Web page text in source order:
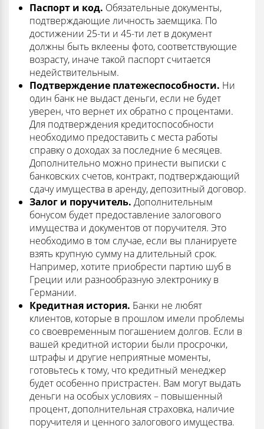
Паспорт и код. Обязательные документы,
подтверждающие личность заемщика. По
достижении 25-ти и 45-ти лет в документ
должны быть вклеены фото, соответствующие
возрасту, иначе такой паспорт считается
недействительным.
Подтверждение платежеспособности. Ни
один банк не выдаст деньги, если не будет
уверен, что вернет их обратно с процентами.
Для подтверждения кредитоспособности
необходимо предоставить с места работы
справку о доходах за последние 6 месяцев.
Дополнительно можно принести выписки с
банковских счетов, контракт, подтверждающий
сдачу имущества в аренду, депозитный договор.
Залог и поручитель. Дополнительным
бонусом будет предоставление залогового
имущества и документов от поручителя. Это
необходимо в том случае, если вы планируете
взять крупную сумму на длительный срок.
Например, хотите приобрести партию шуб в
Греции или разнообразную электронику в
Германии.
Кредитная история. Банки не любят
клиентов, которые в прошлом имели проблемы
со своевременным погашением долгов. Если в
вашей кредитной истории были просрочки,
штрафы и другие неприятные моменты,
готовьтесь к тому, что кредитный менеджер
будет особенно пристрастен. Вам могут выдать
деньги на особых условиях – повышенный
процент, дополнительная страховка, наличие
поручителя и ценного залогового имущества.